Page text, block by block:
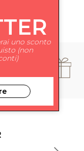
uno sconto
(non